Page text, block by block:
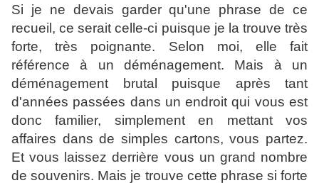
Si je ne devais garder qu'une phrase de ce
recueil, ce serait celle-ci puisque je la trouve très
forte, très poignante. Selon moi, elle fait
référence à un déménagement. Mais à un
déménagement brutal puisque après tant
d'années passées dans un endroit qui vous est
donc familier, simplement en mettant vos
affaires dans de simples cartons, vous partez.
Et vous laissez derrière vous un grand nombre
de souvenirs. Mais je trouve cette phrase si forte